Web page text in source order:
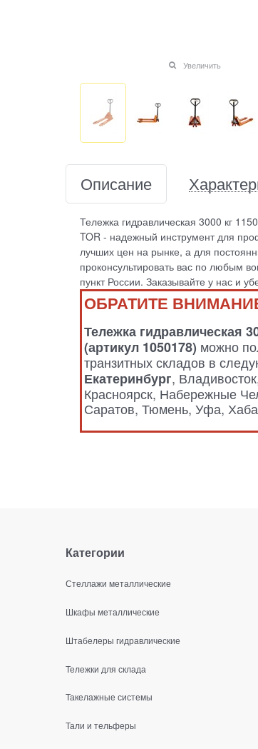
Увеличить
Описание
Тележка гидравлическая 3000 кг
TOR - надежный инструмент для
лучших цен на рынке, а для
проконсультировать вас по любым
пункт России. Заказывайте у нас и
ОБРАТИТЕ
Тележка гидравлическая
(артикул 1050178) можно
транзитных складов в
Екатеринбург,
Красноярск, Набережные
Саратов, Тюмень, Уфа,
Категории
Стеллажи металлические
Шкафы металлические
Штабелеры гидравлические
Тележки для склада
Такелажные системы
Тали и тельферы